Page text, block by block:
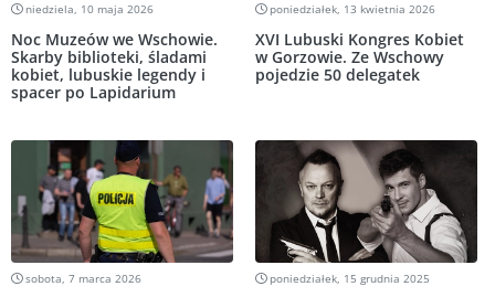
niedziela, 10 maja 2026
Noc Muzeów we Wschowie.
Skarby biblioteki, śladami
kobiet, lubuskie legendy i
spacer po Lapidarium
poniedziałek, 13 kwietnia 2026
XVI Lubuski Kongres Kobiet
w Gorzowie. Ze Wschowy
pojedzie 50 delegatek
sobota, 7 marca 2026 poniedziałek, 15 grudnia 2025